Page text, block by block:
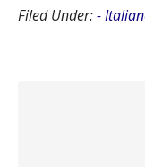
Filed Under:-